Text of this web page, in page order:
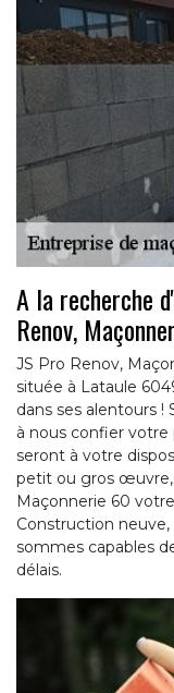
A la recherche
Renov,
JS Pro Renov,
située à Lataule
dans ses alentours !
à nous confier votre
seront à votre
petit ou gros œuvre,
Maçonnerie 60
Construction
sommes capables
délais.